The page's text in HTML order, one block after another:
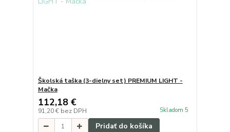
Školská taška (3-dielny set) PREMIUM LIGHT -
Mačka
112,18 €
91,20 € bez DPH Skladom 5
Pridať do košíka